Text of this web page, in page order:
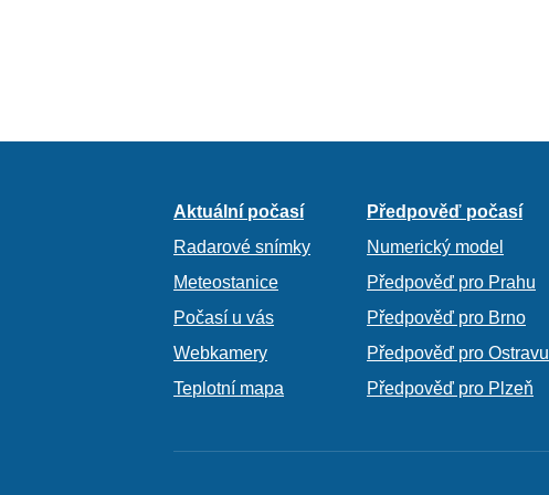
Aktuální počasí
Radarové snímky
Meteostanice
Počasí u vás
Webkamery
Teplotní mapa
Předpověď počasí
Numerický model
Předpověď pro Prahu
Předpověď pro Brno
Předpověď pro Ostravu
Předpověď pro Plzeň